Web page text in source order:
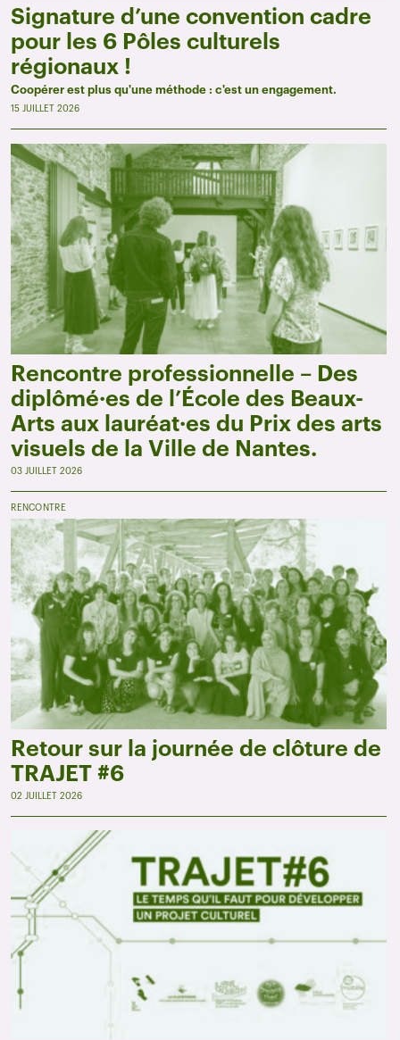
Signature d’une convention cadre
pour les 6 Pôles culturels
régionaux !
Coopérer est plus qu'une méthode : c'est un engagement.
15 JUILLET 2026
Rencontre professionnelle – Des
diplômé·es de l’École des Beaux-
Arts aux lauréat·es du Prix des arts
visuels de la Ville de Nantes.
03 JUILLET 2026
RENCONTRE
Retour sur la journée de clôture de
TRAJET #6
02 JUILLET 2026